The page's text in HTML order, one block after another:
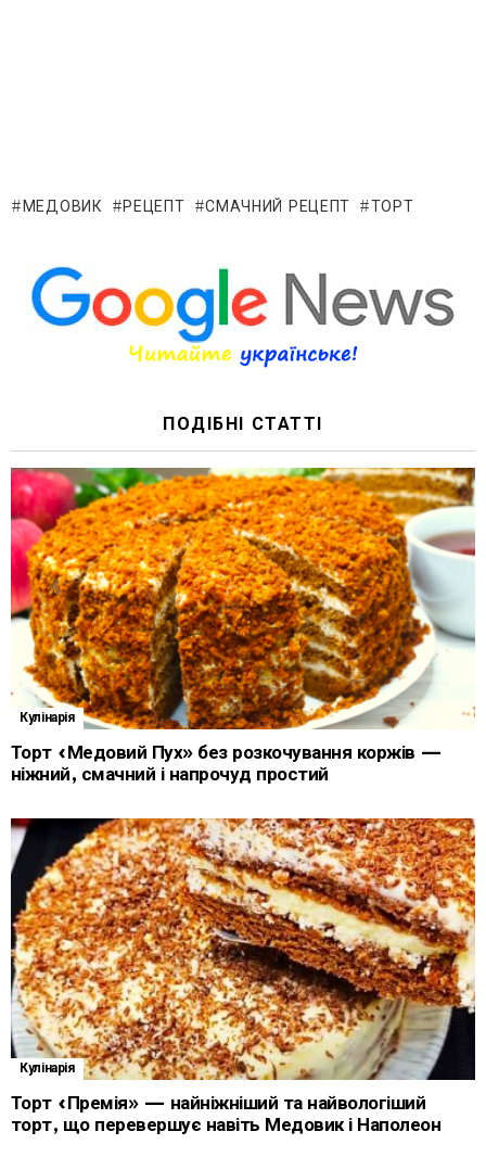
МЕДОВИК РЕЦЕПТ СМАЧНИЙ РЕЦЕПТ ТОРТ
ПОДІБНІ СТАТТІ
Кулінарія
Торт «Медовий Пух» без розкочування коржів —
ніжний, смачний і напрочуд простий
Кулінарія
Торт «Премія» — найніжніший та найвологіший
торт, що перевершує навіть Медовик і Наполеон